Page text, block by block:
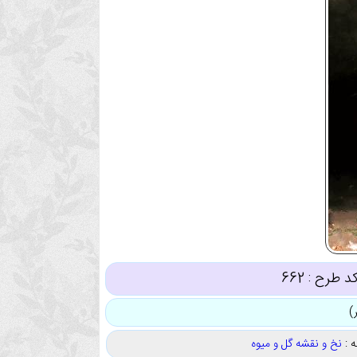
طرح : 662
: نخ و نقشه گل و میوه